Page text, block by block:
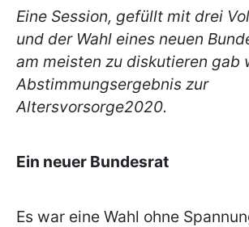
Eine Session, gefüllt mit drei
und der Wahl eines neuen
am meisten zu diskutieren gab
Abstimmungsergebnis zur
Altersvorsorge2020.
Ein neuer Bundesrat
Es war eine Wahl ohne